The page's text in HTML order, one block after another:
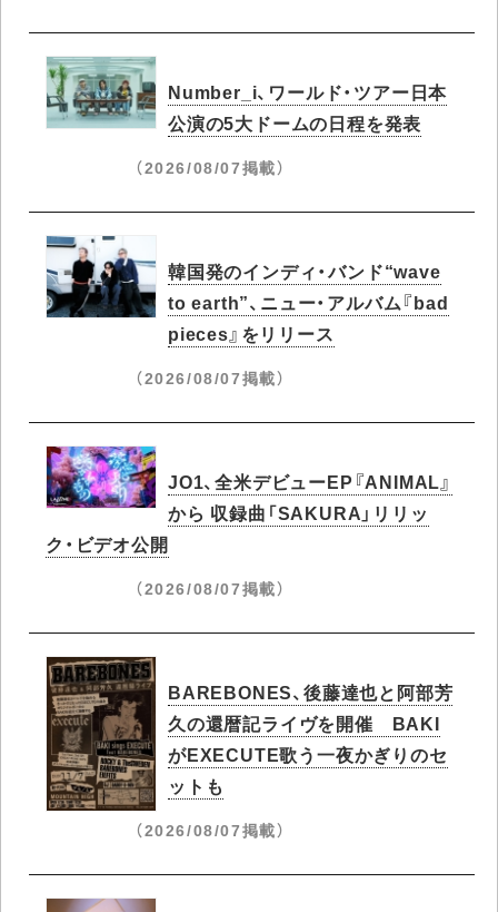
Number_i、ワールド・ツアー日本
公演の5大ドームの日程を発表
（2026/08/07掲載）
韓国発のインディ・バンド“wave
to earth”、ニュー・アルバム『bad
pieces』をリリース
（2026/08/07掲載）
JO1、全米デビューEP『ANIMAL』
から 収録曲「SAKURA」リリッ
ク・ビデオ公開
（2026/08/07掲載）
BAREBONES、後藤達也と阿部芳
久の還暦記ライヴを開催 BAKI
がEXECUTE歌う一夜かぎりのセ
ットも
（2026/08/07掲載）